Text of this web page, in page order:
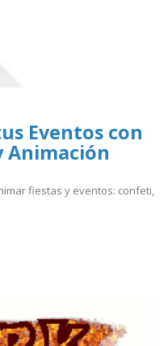
Eventos con
Animación
fiestas y eventos: confeti,